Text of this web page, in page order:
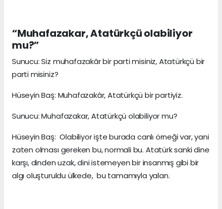
“Muhafazakar, Atatürkçü olabiliyor
mu?”
Sunucu: Siz muhafazakâr bir parti misiniz, Atatürkçü bir
parti misiniz?
Hüseyin Baş: Muhafazakâr, Atatürkçü bir partiyiz.
Sunucu: Muhafazakar, Atatürkçü olabiliyor mu?
Hüseyin Baş: Olabiliyor işte burada canlı örneği var, yani
zaten olması gereken bu, normali bu. Atatürk sanki dine
karşı, dinden uzak, dini istemeyen bir insanmış gibi bir
algı oluşturuldu ülkede, bu tamamıyla yalan.